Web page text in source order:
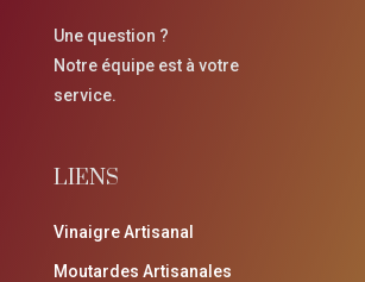
Une question ?
Notre équipe est à votre
service.
LIENS
Vinaigre Artisanal
Moutardes Artisanales